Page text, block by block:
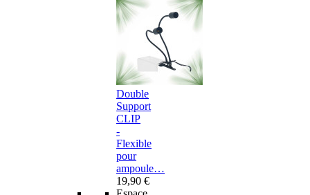
Double
Support
CLIP
-
Flexible
pour
ampoule…
19,90 €